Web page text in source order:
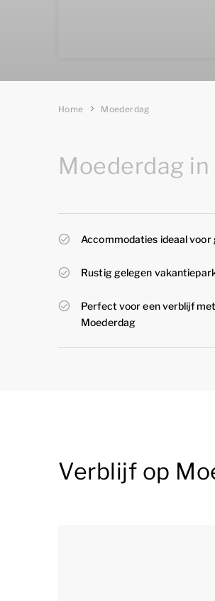
Home Moederdag
Moederdag
Accommodaties ideaal voor
Rustig gelegen
Perfect voor een verblijf met
Moederdag
Verblijf op